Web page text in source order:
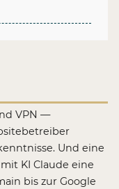
VPN —
Und eine
KI Claude eine
bis zur Google